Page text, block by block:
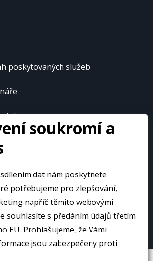
poskytovaných služeb
a kožedělná asociace
Web přivedlo k životu:
soukromí a
dat nám poskytnete
potřebujeme pro zlepšování,
napříč těmito webovými
EU. Prohlašujeme, že Vámi
jsou zabezpečeny proti